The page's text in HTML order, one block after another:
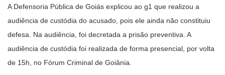
A Defensoria Pública de Goiás explicou ao g1 que realizou a
audiência de custódia do acusado, pois ele ainda não constituiu
defesa. Na audiência, foi decretada a prisão preventiva. A
audiência de custódia foi realizada de forma presencial, por volta
de 15h, no Fórum Criminal de Goiânia.